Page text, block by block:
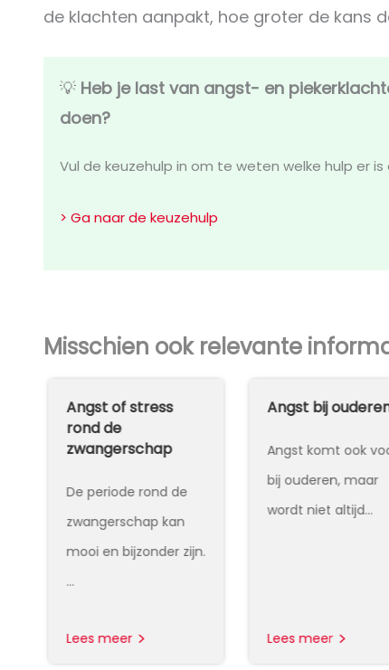
de klachten aanpakt, hoe groter de kans
💡 Heb je last van angst- en
doen?
Vul de keuzehulp in om te weten welke hulp er
> Ga naar de keuzehulp
Misschien ook relevante
Angst of stress
rond de
zwangerschap
De periode rond de
zwangerschap kan
mooi en bijzonder zijn.
…
Lees meer
Angst bij
Angst komt ook
bij ouderen, maar
wordt niet altijd…
Lees meer